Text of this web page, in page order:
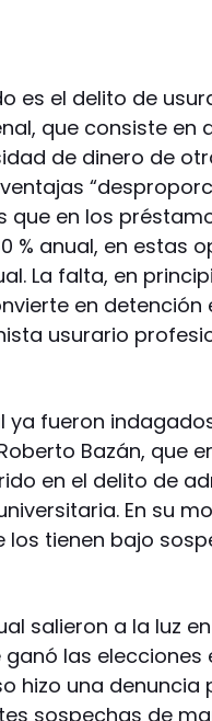
es el delito de
que consiste en
de dinero de
que en los
% anual, en estas
La falta, en
en detención
usurario
ya fueron
Bazán, que
en el delito de
En su
tienen bajo
salieron a la luz
las elecciones
hizo una denuncia
sospechas de